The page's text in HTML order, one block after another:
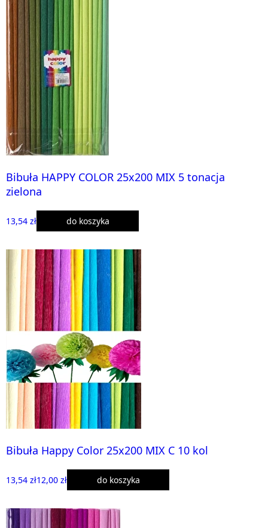
Bibuła HAPPY COLOR 25x200 MIX 5 tonacja
zielona
13,54 zł do koszyka
Bibuła Happy Color 25x200 MIX C 10 kol
13,54 zł12,00 zł do koszyka